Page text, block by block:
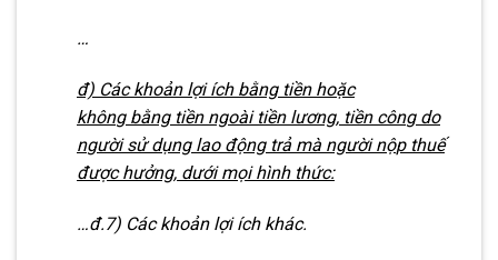
…
đ) Các khoản lợi ích bằng tiền hoặc
khôngbằngtiền ngoài tiền lương, tiền côngdo
người sử dụnglao độngtrả mà người nộp thuế
được hưởng, dưới mọi hình thức:
…đ.7) Các khoản lợi ích khác.